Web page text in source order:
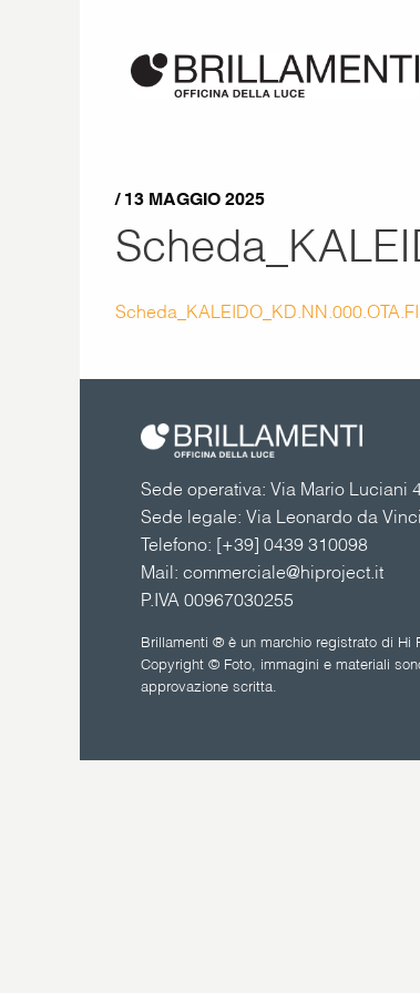
/ 13 MAGGIO 2025
Scheda_KALEIDO_KD.NN.000.OTA.FI
Sede operativa: Via Mario Luciani
Sede legale: Via Leonardo da
Telefono: [+39] 0439 310098
Mail: commerciale@hiproject.it
P.IVA 00967030255
Brillamenti ® è un marchio registrato di Hi
Copyright © Foto, immagini e materiali
approvazione scritta.